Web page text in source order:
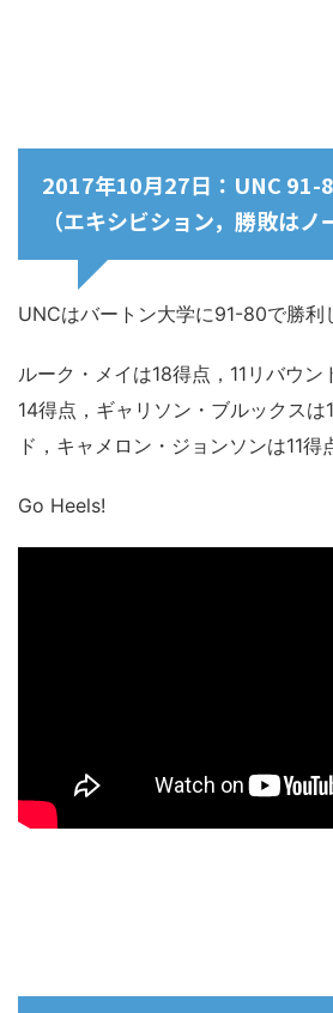
2017年10月27日：UNC 91-
（エキシビション，勝敗はノ
UNCはバートン大学に91-80で勝利
ルーク・メイは18得点，11リバウ
14得点，ギャリソン・ブルックス
ド，キャメロン・ジョンソンは11得
Go Heels!